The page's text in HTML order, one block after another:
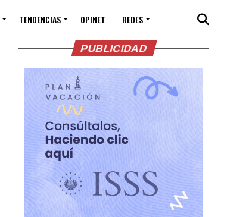
TENDENCIAS OPINET REDES
PUBLICIDAD